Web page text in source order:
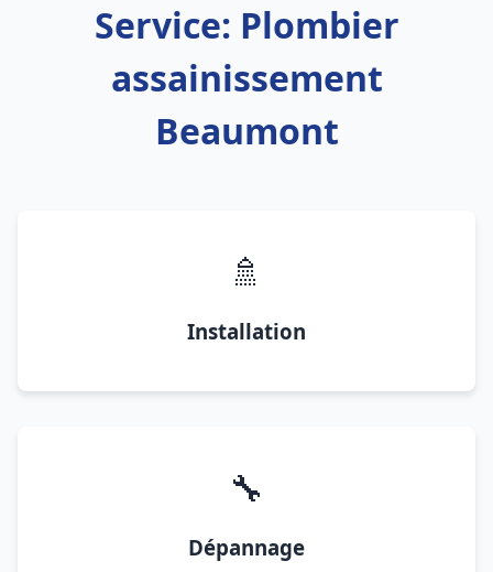
Service: Plombier
assainissement
Beaumont
🚿
Installation
🔧
Dépannage